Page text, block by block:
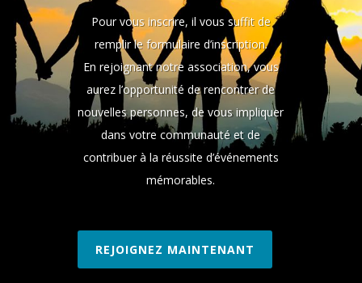
Pour vous inscrire, il vous suffit de
remplir le formulaire d’inscription.
En rejoignant notre association, vous
aurez l’opportunité de rencontrer de
nouvelles personnes, de vous impliquer
dans votre communauté et de
contribuer à la réussite d’événements
mémorables.
REJOIGNEZ MAINTENANT